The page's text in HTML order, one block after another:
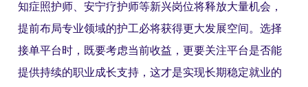
知症照护师、安宁疗护师等新兴岗位将释放大量机会，
提前布局专业领域的护工必将获得更大发展空间。选择
接单平台时，既要考虑当前收益，更要关注平台是否能
提供持续的职业成长支持，这才是实现长期稳定就业的